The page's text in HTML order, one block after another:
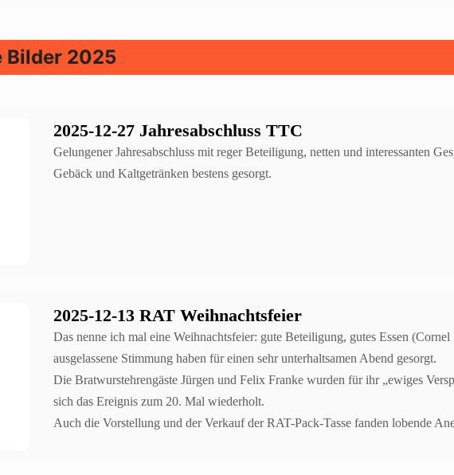
Bilder 2025
2025-12-27 Jahresabschluss TTC
Gelungener Jahresabschluss mit reger Beteiligung, netten und interessanten
Gebäck und Kaltgetränken bestens gesorgt.
2025-12-13 RAT Weihnachtsfeier
Das nenne ich mal eine Weihnachtsfeier: gute Beteiligung, gutes Essen
ausgelassene Stimmung haben für einen sehr unterhaltsamen Abend gesorgt.
Die Bratwurstehrengäste Jürgen und Felix Franke wurden für ihr „ewiges
sich das Ereignis zum 20. Mal wiederholt.
Auch die Vorstellung und der Verkauf der RAT-Pack-Tasse fanden lobende